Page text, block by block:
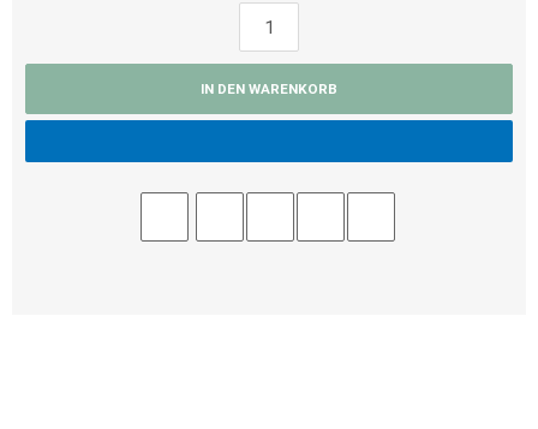
IN DEN WARENKORB